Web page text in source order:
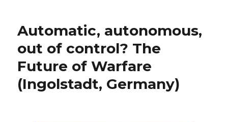
(short
Down
Berlin
Film
Festival)
Automatic, autonomous,
out of control? The
Future of Warfare
(Ingolstadt, Germany)